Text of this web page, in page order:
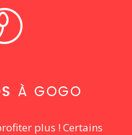
À GOGO
plus ! Certains